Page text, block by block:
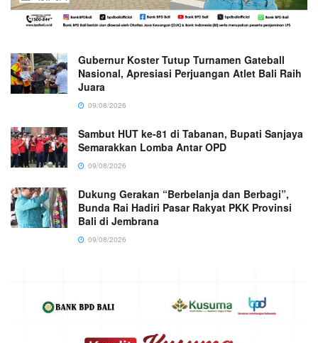
Gubernur Koster Tutup Turnamen Gateball
Nasional, Apresiasi Perjuangan Atlet Bali Raih
Juara
09/08/2026
Sambut HUT ke-81 di Tabanan, Bupati Sanjaya
Semarakkan Lomba Antar OPD
09/08/2026
Dukung Gerakan “Berbelanja dan Berbagi”,
Bunda Rai Hadiri Pasar Rakyat PKK Provinsi
Bali di Jembrana
09/08/2026